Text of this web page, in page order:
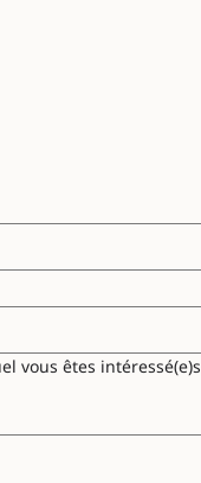
vous êtes intéressé(e)s